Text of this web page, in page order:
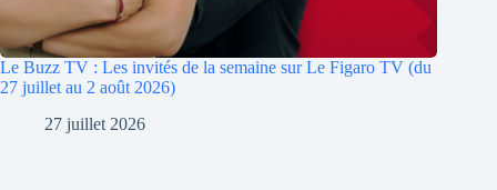
Le Buzz TV : Les invités de la semaine sur Le Figaro TV (du
27 juillet au 2 août 2026)
27 juillet 2026